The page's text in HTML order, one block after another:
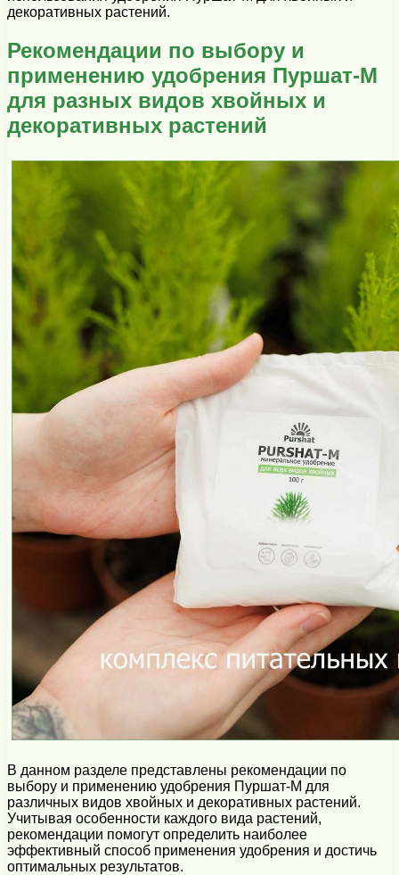
декоративных растений.
Рекомендации по выбору и
применению удобрения Пуршат-М
для разных видов хвойных и
декоративных растений
В данном разделе представлены рекомендации по
выбору и применению удобрения Пуршат-М для
различных видов хвойных и декоративных растений.
Учитывая особенности каждого вида растений,
рекомендации помогут определить наиболее
эффективный способ применения удобрения и достичь
оптимальных результатов.